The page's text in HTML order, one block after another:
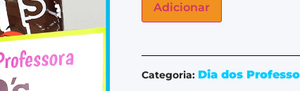
Adicionar
Categoria: Dia dos